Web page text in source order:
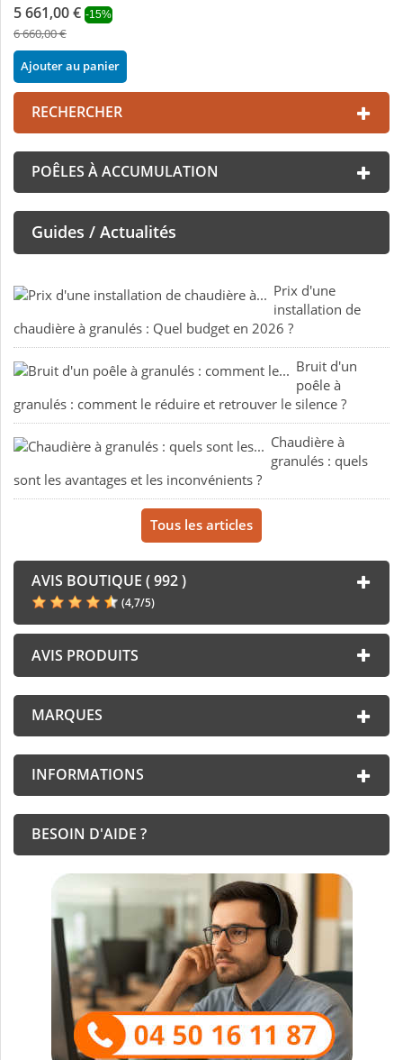
5 661,00 € -15%
6 660,00 €
Ajouter au panier
RECHERCHER
POÊLES À ACCUMULATION
Guides / Actualités
Prix d'une
installation de
chaudière à granulés : Quel budget en 2026 ?
Bruit d'un
poêle à
granulés : comment le réduire et retrouver le silence ?
Chaudière à
granulés : quels
sont les avantages et les inconvénients ?
Tous les articles
AVIS BOUTIQUE ( 992 )
(4,7/5)
AVIS PRODUITS
MARQUES
INFORMATIONS
BESOIN D'AIDE ?